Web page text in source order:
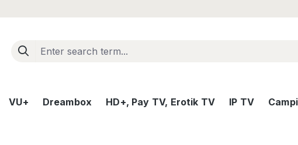
VU+ Dreambox HD+, Pay TV, Erotik TV IP TV